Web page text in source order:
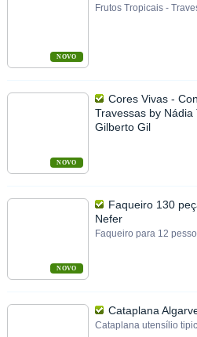
NOVO
Frutos Tropicais -
NOVO
Cores Vivas -
Travessas by Nádia
Gilberto Gil
NOVO
Faqueiro 130
Nefer
Faqueiro para 12
Cataplana
Cataplana utensílio